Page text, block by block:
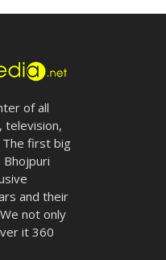
of all
television,
The first big
and their
not only
it 360